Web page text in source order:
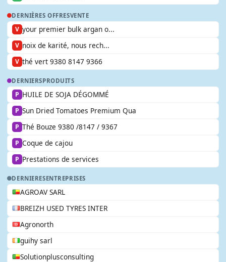
DERNIÈRES OFFRESVENTE
V your premier bulk argan o...
V noix de karité, nous rech...
V thé vert 9380 8147 9366
DERNIERSPRODUITS
P HUILE DE SOJA DÉGOMMÉ
P Sun Dried Tomatoes Premium Qua
P Thé Bouze 9380 /8147 / 9367
P Coque de cajou
P Prestations de services
DERNIERESENTREPRISES
AGROAV SARL
BREIZH USED TYRES INTER
Agronorth
guihy sarl
Solutionplusconsulting